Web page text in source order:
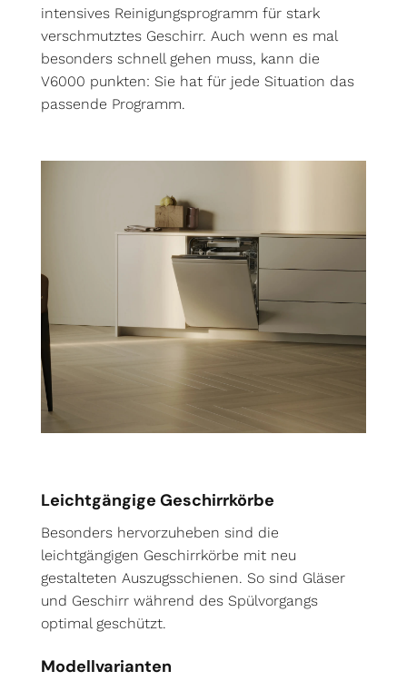
intensives Reinigungsprogramm für stark
verschmutztes Geschirr. Auch wenn es mal
besonders schnell gehen muss, kann die
V6000 punkten: Sie hat für jede Situation das
passende Programm.
Leichtgängige Geschirrkörbe
Besonders hervorzuheben sind die
leichtgängigen Geschirrkörbe mit neu
gestalteten Auszugsschienen. So sind Gläser
und Geschirr während des Spülvorgangs
optimal geschützt.
Modellvarianten